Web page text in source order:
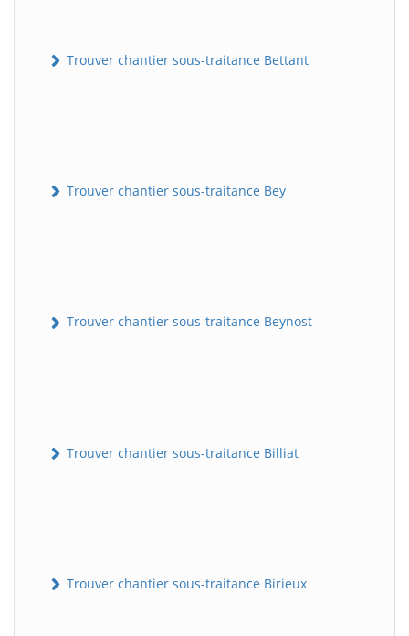
Trouver chantier sous-traitance Bettant
Trouver chantier sous-traitance Bey
Trouver chantier sous-traitance Beynost
Trouver chantier sous-traitance Billiat
Trouver chantier sous-traitance Birieux